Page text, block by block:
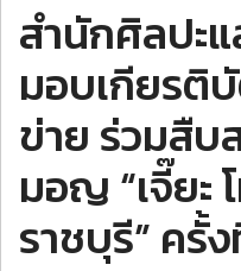
สำนักศิลปะ
มอบเกียรติ
ข่าย ร่วมสืบ
มอญ “เจี๊ยะ
ราชบุรี” ครั้